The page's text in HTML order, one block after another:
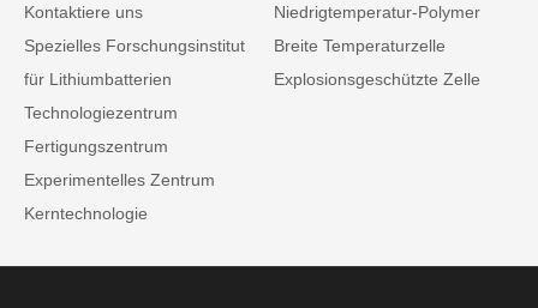
Kontaktiere uns
Spezielles Forschungsinstitut
für Lithiumbatterien
Technologiezentrum
Fertigungszentrum
Experimentelles Zentrum
Kerntechnologie
Niedrigtemperatur-Polymer
Breite Temperaturzelle
Explosionsgeschützte Zelle